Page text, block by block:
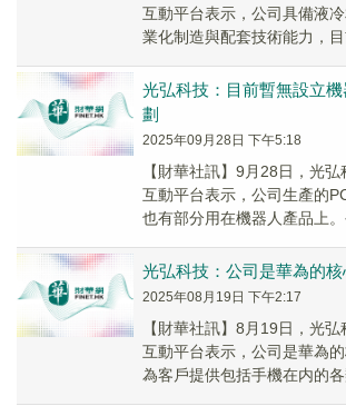
互動平台表示，公司具備液
業化制造與配套技術能力，目
光弘科技：目前暫無設立
劃
2025年09月28日 下午5:18
【財華社訊】9月28日，光
互動平台表示，公司生產的
也有部分用在機器人產品上。
光弘科技：公司是華為的
2025年08月19日 下午2:17
【財華社訊】8月19日，光
互動平台表示，公司是華為
為客戶提供包括手機在内的各